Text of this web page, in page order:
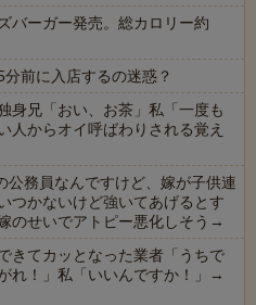
バーガー発売。総カロリー約
前に入店するの迷惑？
身兄「おい、お茶」私「一度も
人からオイ呼ばわりされる覚え
公務員なんですけど、嫁が子供連
つかないけど強いてあげるとす
のせいでアトピー悪化しそう→
きてカッとなった業者「うちで
れ！」私「いいんですか！」→